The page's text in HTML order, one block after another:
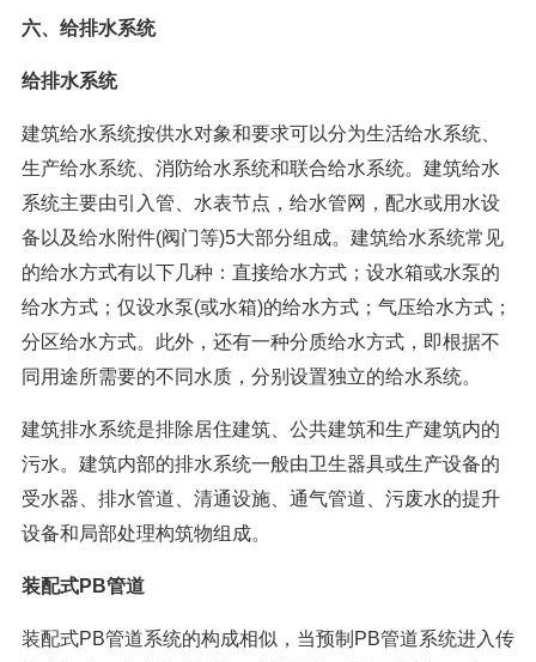
六、给排水系统
给排水系统
建筑给水系统按供水对象和要求可以分为生活给水系统、
生产给水系统、消防给水系统和联合给水系统。建筑给水
系统主要由引入管、水表节点，给水管网，配水或用水设
备以及给水附件(阀门等)5大部分组成。建筑给水系统常见
的给水方式有以下几种：直接给水方式；设水箱或水泵的
给水方式；仅设水泵(或水箱)的给水方式；气压给水方式；
分区给水方式。此外，还有一种分质给水方式，即根据不
同用途所需要的不同水质，分别设置独立的给水系统。
建筑排水系统是排除居住建筑、公共建筑和生产建筑内的
污水。建筑内部的排水系统一般由卫生器具或生产设备的
受水器、排水管道、清通设施、通气管道、污废水的提升
设备和局部处理构筑物组成。
装配式PB管道
装配式PB管道系统的构成相似，当预制PB管道系统进入传